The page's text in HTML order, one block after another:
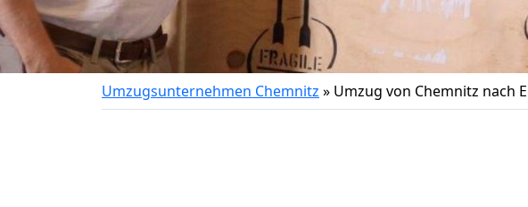
Umzugsunternehmen Chemnitz » Umzug von Chemnitz nach